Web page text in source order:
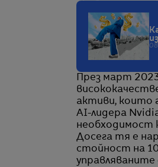
През март
активи, които
AI-лидера
необходимост
Досега тя е
стойност на
управляваните